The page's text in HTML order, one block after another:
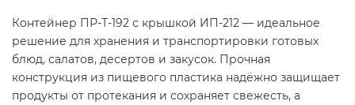
Контейнер ПР-Т-192 с крышкой ИП-212 — идеальное
решение для хранения и транспортировки готовых
блюд, салатов, десертов и закусок. Прочная
конструкция из пищевого пластика надёжно защищает
продукты от протекания и сохраняет свежесть, а